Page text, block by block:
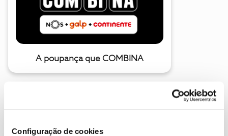
Configuração de cookies
A poupança que COMBINA